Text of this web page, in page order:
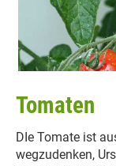
Tomaten
DIe Tomate ist
wegzudenken,